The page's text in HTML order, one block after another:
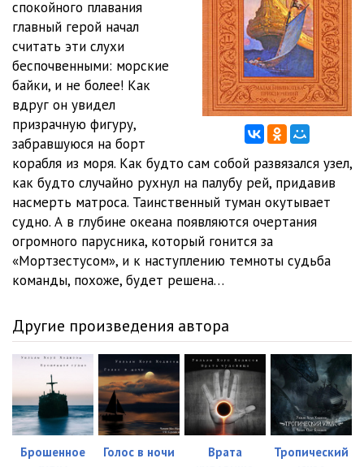
спокойного плавания
главный герой начал
считать эти слухи
беспочвенными: морские
байки, и не более! Как
вдруг он увидел
призрачную фигуру,
забравшуюся на борт
корабля из моря. Как будто сам собой развязался узел,
как будто случайно рухнул на палубу рей, придавив
насмерть матроса. Таинственный туман окутывает
судно. А в глубине океана появляются очертания
огромного парусника, который гонится за
«Мортзестусом», и к наступлению темноты судьба
команды, похоже, будет решена…
Другие произведения автора
Брошенное
Голос в ночи
Врата
Тропический